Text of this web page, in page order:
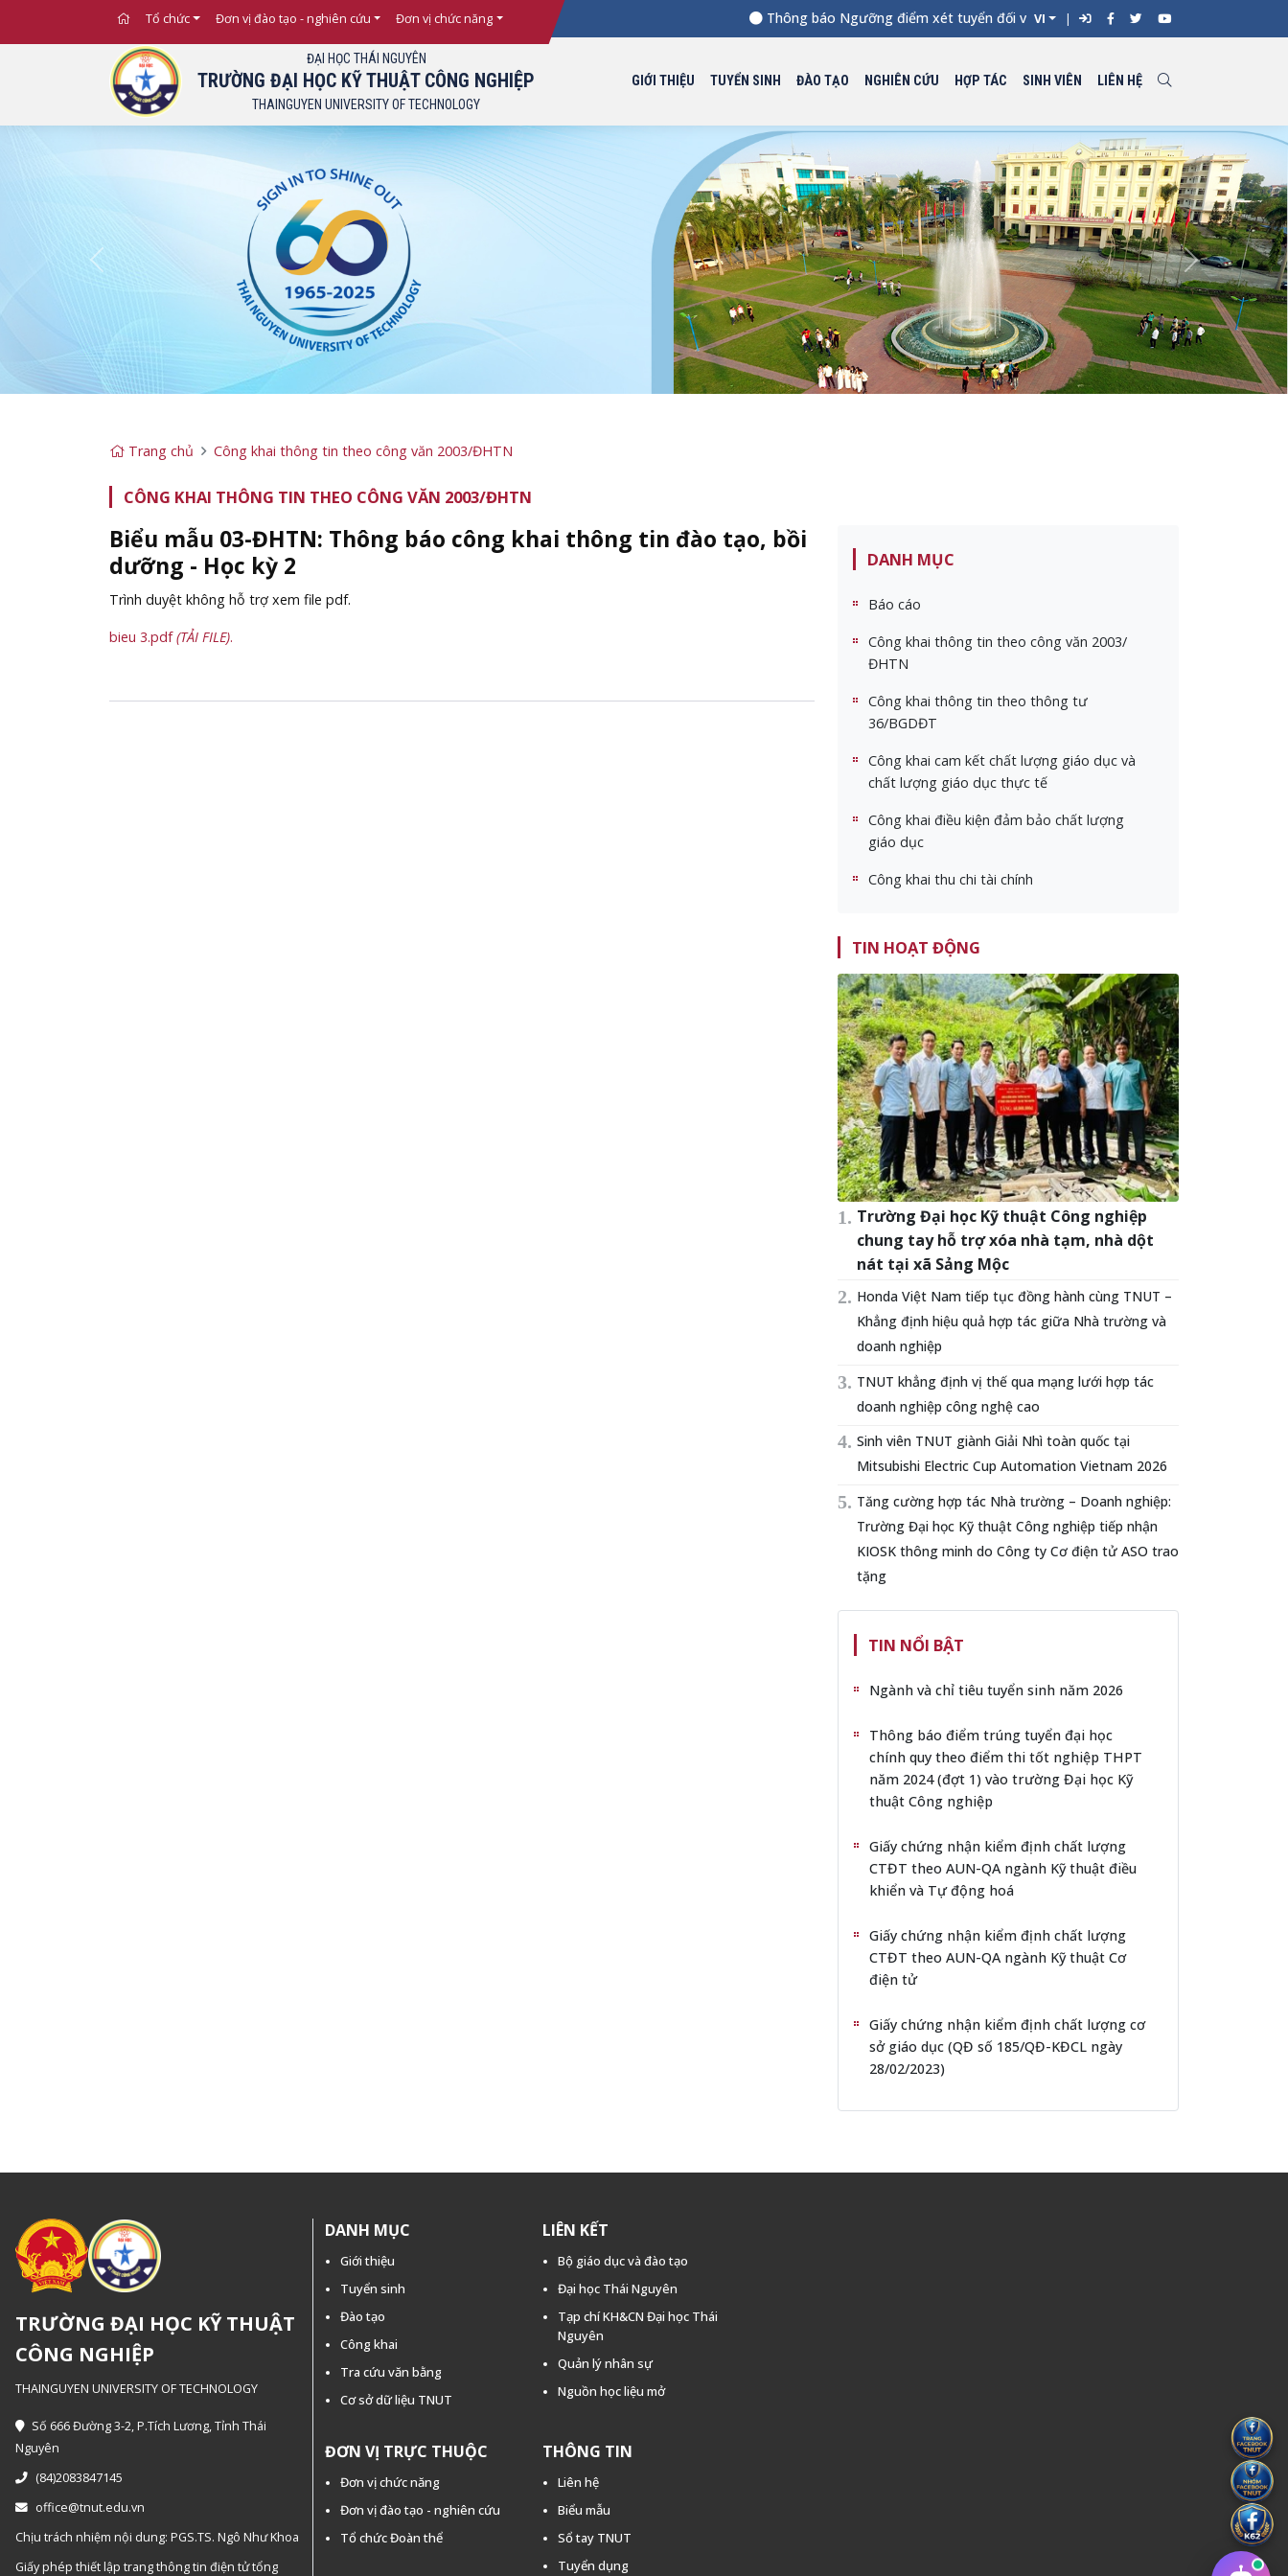
Tổ chức Đơn vị đào tạo - nghiên cứu Đơn vị chức năng Thông báo Ngưỡng điểm xét tuyển đối với từng ngành đào tạo Đại học chính quy
VI
ĐẠI HỌC THÁI NGUYÊN
TRƯỜNG ĐẠI HỌC KỸ THUẬT CÔNG NGHIỆP
THAINGUYEN UNIVERSITY OF TECHNOLOGY
GIỚI THIỆU TUYỂN SINH ĐÀO TẠO NGHIÊN CỨU HỢP TÁC SINH VIÊN LIÊN HỆ
Previous Next
Trang chủ Công khai thông tin theo công văn 2003/ĐHTN
CÔNG KHAI THÔNG TIN THEO CÔNG VĂN 2003/ĐHTN
Biểu mẫu 03-ĐHTN: Thông báo công khai thông tin đào tạo, bồi
dưỡng - Học kỳ 2
Trình duyệt không hỗ trợ xem file pdf.
bieu 3.pdf(TẢI FILE).
DANH MỤC
Báo cáo
Công khai thông tin theo công văn 2003/
ĐHTN
Công khai thông tin theo thông tư
36/BGDĐT
Công khai cam kết chất lượng giáo dục và
chất lượng giáo dục thực tế
Công khai điều kiện đảm bảo chất lượng
giáo dục
Công khai thu chi tài chính
TIN HOẠT ĐỘNG
Trường Đại học Kỹ thuật Công nghiệp
chung tay hỗ trợ xóa nhà tạm, nhà dột
nát tại xã Sảng Mộc
Honda Việt Nam tiếp tục đồng hành cùng TNUT –
Khẳng định hiệu quả hợp tác giữa Nhà trường và
doanh nghiệp
TNUT khẳng định vị thế qua mạng lưới hợp tác
doanh nghiệp công nghệ cao
Sinh viên TNUT giành Giải Nhì toàn quốc tại
Mitsubishi Electric Cup Automation Vietnam 2026
Tăng cường hợp tác Nhà trường – Doanh nghiệp:
Trường Đại học Kỹ thuật Công nghiệp tiếp nhận
KIOSK thông minh do Công ty Cơ điện tử ASO trao
tặng
TIN NỔI BẬT
Ngành và chỉ tiêu tuyển sinh năm 2026
Thông báo điểm trúng tuyển đại học
chính quy theo điểm thi tốt nghiệp THPT
năm 2024 (đợt 1) vào trường Đại học Kỹ
thuật Công nghiệp
Giấy chứng nhận kiểm định chất lượng
CTĐT theo AUN-QA ngành Kỹ thuật điều
khiển và Tự động hoá
Giấy chứng nhận kiểm định chất lượng
CTĐT theo AUN-QA ngành Kỹ thuật Cơ
điện tử
Giấy chứng nhận kiểm định chất lượng cơ
sở giáo dục (QĐ số 185/QĐ-KĐCL ngày
28/02/2023)
TRƯỜNG ĐẠI HỌC KỸ THUẬT
CÔNG NGHIỆP
THAINGUYEN UNIVERSITY OF TECHNOLOGY
Số 666 Đường 3-2, P.Tích Lương, Tỉnh Thái
Nguyên
(84)2083847145
office@tnut.edu.vn
Chịu trách nhiệm nội dung: PGS.TS. Ngô Như Khoa
Giấy phép thiết lập trang thông tin điện tử tổng
DANH MỤC
Giới thiệu
Tuyển sinh
Đào tạo
Công khai
Tra cứu văn bằng
Cơ sở dữ liệu TNUT
LIÊN KẾT
Bộ giáo dục và đào tạo
Đại học Thái Nguyên
Tạp chí KH&CN Đại học Thái
Nguyên
Quản lý nhân sự
Nguồn học liệu mở
ĐƠN VỊ TRỰC THUỘC
Đơn vị chức năng
Đơn vị đào tạo - nghiên cứu
Tổ chức Đoàn thể
THÔNG TIN
Liên hệ
Biểu mẫu
Sổ tay TNUT
Tuyển dụng